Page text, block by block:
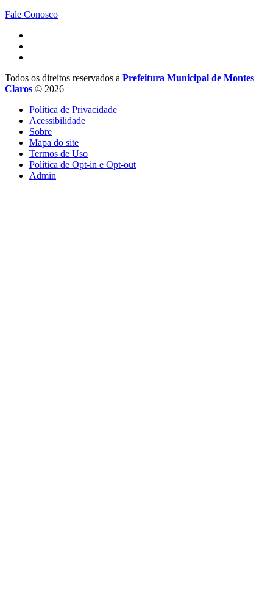
Fale Conosco
Todos os direitos reservados a Prefeitura Municipal de Montes
Claros © 2026
Política de Privacidade
Acessibilidade
Sobre
Mapa do site
Termos de Uso
Política de Opt-in e Opt-out
Admin